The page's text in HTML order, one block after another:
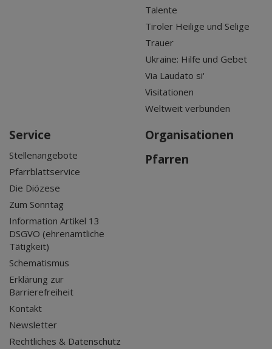
Talente
Tiroler Heilige und Selige
Trauer
Ukraine: Hilfe und Gebet
Via Laudato si'
Visitationen
Weltweit verbunden
Service
Stellenangebote
Pfarrblattservice
Die Diözese
Zum Sonntag
Information Artikel 13
DSGVO (ehrenamtliche
Tätigkeit)
Schematismus
Erklärung zur
Barrierefreiheit
Kontakt
Newsletter
Rechtliches & Datenschutz
Organisationen
Pfarren